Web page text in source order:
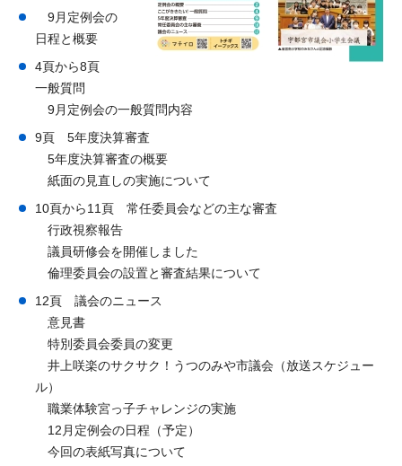
9月定例会の
日程と概要
4頁から8頁
一般質問
9月定例会の一般質問内容
9頁 5年度決算審査
5年度決算審査の概要
紙面の見直しの実施について
10頁から11頁 常任委員会などの主な審査
行政視察報告
議員研修会を開催しました
倫理委員会の設置と審査結果について
12頁 議会のニュース
意見書
特別委員会委員の変更
井上咲楽のサクサク！うつのみや市議会（放送スケジュー
ル）
職業体験宮っ子チャレンジの実施
12月定例会の日程（予定）
今回の表紙写真について